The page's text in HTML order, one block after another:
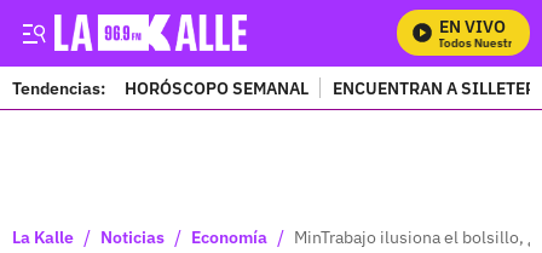
EN VIVO
Mira Todos Nuestros
Tendencias: HORÓSCOPO SEMANAL ENCUENTRAN A
La Kalle / Noticias / Economía / MinTrabajo ilusiona el bolsillo,